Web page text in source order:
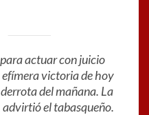
actuar con juicio
victoria de hoy
del mañana. La
advirtió el tabasqueño.